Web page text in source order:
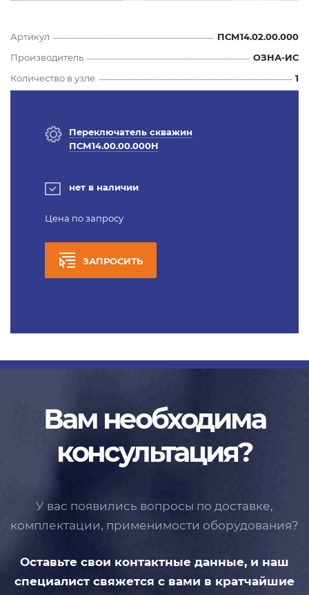
Артикул
ПСМ14.02.00.000
Производитель
ОЗНА-ИС
Количество в узле
1
Переключатель скважин
ПСМ14.00.00.000Н
нет в наличии
Цена по запросу
ЗАПРОСИТЬ
Вам необходима
консультация?
У вас появились вопросы по доставке,
комплектации, применимости оборудования?
Оставьте свои контактные данные, и наш
специалист свяжется с вами в кратчайшие